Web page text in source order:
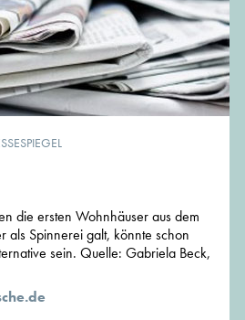
die ersten Wohnhäuser aus dem
als Spinnerei galt, könnte schon
sein. Quelle: Gabriela Beck,